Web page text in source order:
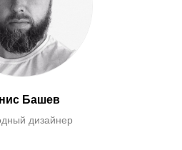
Башев
дизайнер